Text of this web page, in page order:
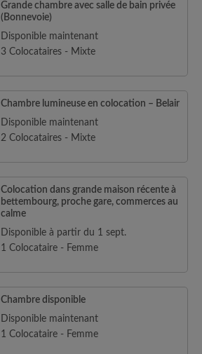
Grande chambre avec salle de bain privée
(Bonnevoie)
Disponible maintenant
3 Colocataires - Mixte
Chambre lumineuse en colocation – Belair
Disponible maintenant
2 Colocataires - Mixte
Colocation dans grande maison récente à
bettembourg, proche gare, commerces au
calme
Disponible à partir du 1 sept.
1 Colocataire - Femme
Chambre disponible
Disponible maintenant
1 Colocataire - Femme